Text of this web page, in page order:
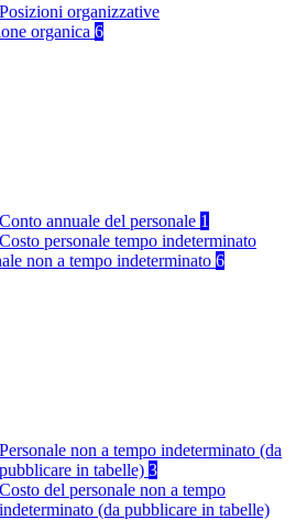
Posizioni organizzative
organica 6
Conto annuale del personale 1
Costo personale tempo indeterminato
non a tempo indeterminato 6
Personale non a tempo indeterminato (da
pubblicare in tabelle) 3
Costo del personale non a tempo
indeterminato (da pubblicare in tabelle)